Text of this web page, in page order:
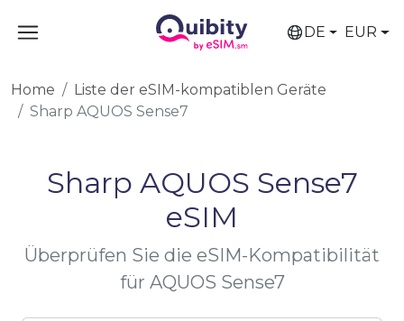
DE EUR
Home
Liste der eSIM-kompatiblen Geräte
Sharp AQUOS Sense7
Sharp AQUOS Sense7
eSIM
Überprüfen Sie die eSIM-Kompatibilität
für AQUOS Sense7